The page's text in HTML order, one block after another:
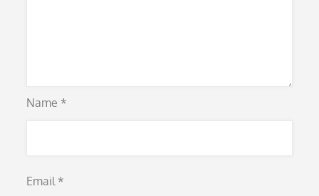
Name *
Email *